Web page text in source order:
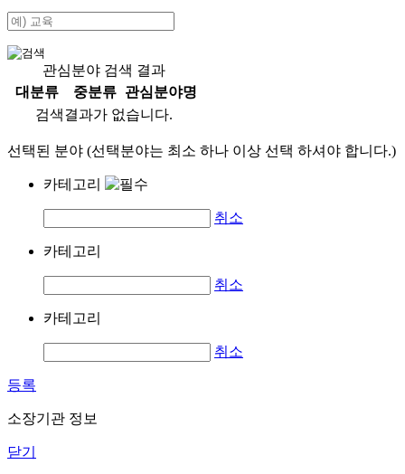
관심분야 검색 결과
대분류
중분류
관심분야명
검색결과가 없습니다.
선택된 분야 (선택분야는 최소 하나 이상 선택 하셔야 합니다.)
카테고리
취소
카테고리
취소
카테고리
취소
등록
소장기관 정보
닫기